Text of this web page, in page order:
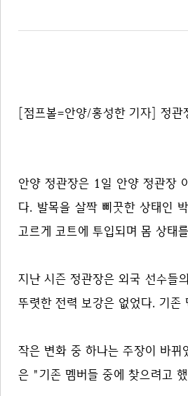
[점프볼=안양/홍성한 기자] 정
안양 정관장은 1일 안양 정관장
다. 발목을 살짝 삐끗한 상태인
고르게 코트에 투입되며 몸 상태
지난 시즌 정관장은 외국 선수들
뚜렷한 전력 보강은 없었다. 기존
작은 변화 중 하나는 주장이 바
은 "기존 멤버들 중에 찾으려고